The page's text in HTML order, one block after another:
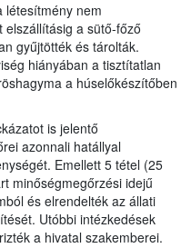
létesítmény nem
elszállításig a sütő-főző
gyűjtötték és tárolták.
hiányában a tisztítatlan
a húselőkészítőben
is jelentő
azonnali hatállyal
Emellett 5 tétel (25
minőségmegőrzési idejű
és elrendelték az állati
Utóbbi intézkedések
a hivatal szakemberei.